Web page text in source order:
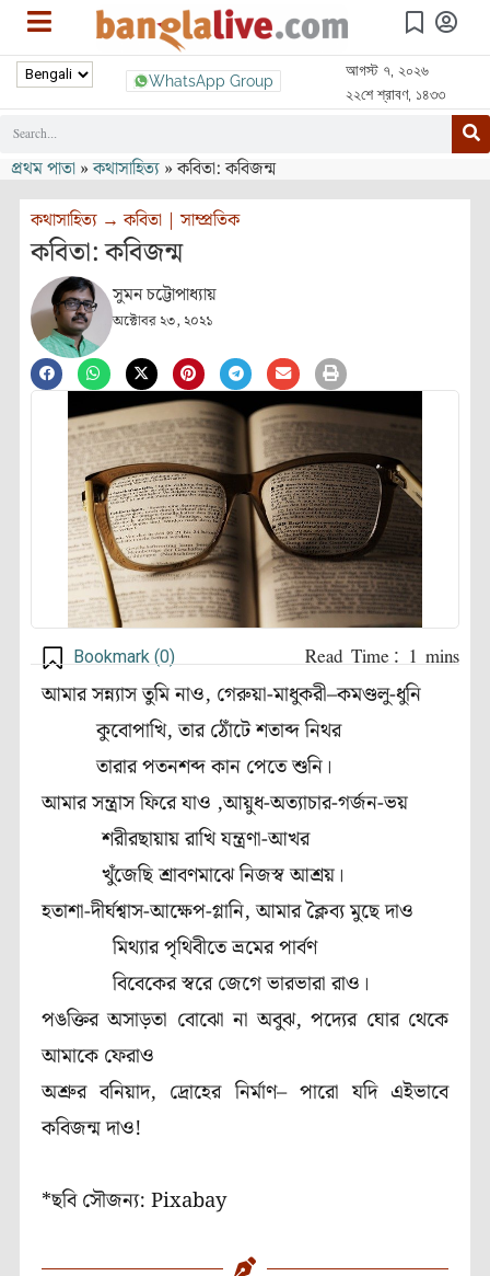
WhatsApp Group
আগস্ট ৭, ২০২৬
২২শে শ্রাবণ, ১৪৩৩
প্রথম পাতা »কথাসাহিত্য »কবিতা: কবিজন্ম
কথাসাহিত্য →কবিতা |সাম্প্রতিক
কবিতা: কবিজন্ম
সুমন চট্টোপাধ্যায়
অক্টোবর ২৩, ২০২১
Bookmark (0)
আমার সন্ন্যাস তুমি নাও, গেরুয়া-মাধুকরী–কমণ্ডলু-ধুনি
কুবোপাখি, তার ঠোঁটে শতাব্দ নিথর
তারার পতনশব্দ কান পেতে শুনি।
আমার সন্ত্রাস ফিরে যাও ,আয়ুধ-অত্যাচার-গর্জন-ভয়
শরীরছায়ায় রাখি যন্ত্রণা-আখর
খুঁজেছি শ্রাবণমাঝে নিজস্ব আশ্রয়।
হতাশা-দীর্ঘশ্বাস-আক্ষেপ-গ্লানি, আমার ক্লৈব্য মুছে দাও
মিথ্যার পৃথিবীতে ভ্রমের পার্বণ
বিবেকের স্বরে জেগে ভারভারা রাও ।
পঙক্তির অসাড়তা বোঝো না অবুঝ, পদ্যের ঘোর থেকে
আমাকে ফেরাও
অশ্রুর বনিয়াদ, দ্রোহের নির্মাণ– পারো যদি এইভাবে
কবিজন্ম দাও!
*ছবি সৌজন্য: Pixabay